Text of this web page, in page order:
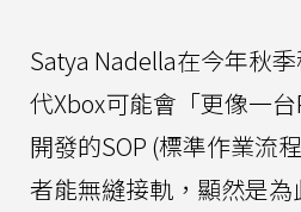
Satya Nadella在今年秋
代Xbox可能會「更像一
開發的SOP (標準作業流
者能無縫接軌，顯然是